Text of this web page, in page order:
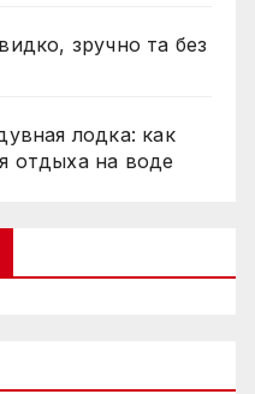
зручно та без
лодка: как
отдыха на воде